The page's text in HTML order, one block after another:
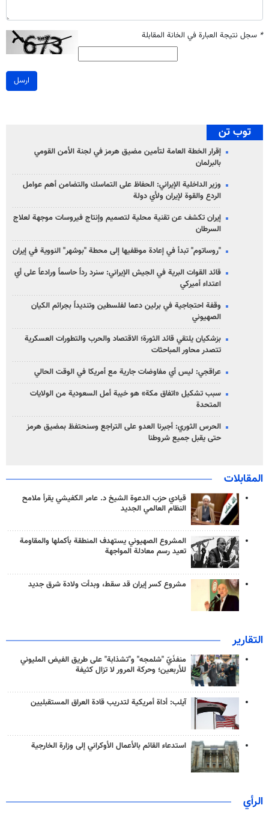
* سجل نتيجة العبارة في الخانة المقابلة
ارسل
توب تن
إقرار الخطة العامة لتأمين مضيق هرمز في لجنة الأمن القومي
بالبرلمان
وزير الداخلية الإيراني: الحفاظ على التماسك والتضامن أهم عوامل
الردع والقوة لإيران ولأي دولة
إيران تكشف عن تقنية محلية لتصميم وإنتاج فيروسات موجهة لعلاج
السرطان
"روساتوم" تبدأ في إعادة موظفيها إلى محطة "بوشهر" النووية في إيران
قائد القوات البرية في الجيش الإيراني: سنرد رداً حاسماً ورادعاً على أي
اعتداء أميركي
وقفة احتجاجية في برلين دعما لفلسطين وتنديداً بجرائم الكيان
الصهیوني
بزشكيان يلتقي قائد الثورة؛ الاقتصاد والحرب والتطورات العسكرية
تتصدر محاور المباحثات
عراقجي: ليس أي مفاوضات جارية مع أمريكا في الوقت الحالي
سبب تشكيل «اتفاق مكة» هو خيبة أمل السعودية من الولايات
المتحدة
الحرس الثوري: أجبرنا العدو على التراجع وسنحتفظ بمضيق هرمز
حتى يقبل جميع شروطنا
المقابلات
قيادي حزب الدعوة الشيخ د. عامر الكفيشي يقرأ ملامح
النظام العالمي الجديد
المشروع الصهيوني يستهدف المنطقة بأكملها والمقاومة
تعيد رسم معادلة المواجهة
مشروع كسر إيران قد سقط، وبدأت ولادة شرق جديد
التقارير
منفذَيّ "شلمجه" و"تشذابة" على طريق الفيض المليوني
للأربعين؛ وحركة المرور لا تزال كثيفة
آيلب: أداة أمريكية لتدريب قادة العراق المستقبليين
استدعاء القائم بالأعمال الأوكراني إلى وزارة الخارجية
الرأي